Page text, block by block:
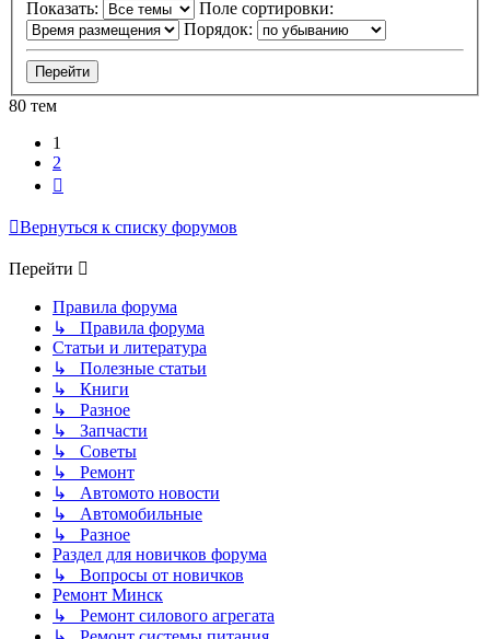
Показать:
Поле сортировки:
Порядок:
80 тем
1
2
Вернуться к списку форумов
Перейти
Правила форума
↳ Правила форума
Статьи и литература
↳ Полезные статьи
↳ Книги
↳ Разное
↳ Запчасти
↳ Советы
↳ Ремонт
↳ Автомото новости
↳ Автомобильные
↳ Разное
Раздел для новичков форума
↳ Вопросы от новичков
Ремонт Минск
↳ Ремонт силового агрегата